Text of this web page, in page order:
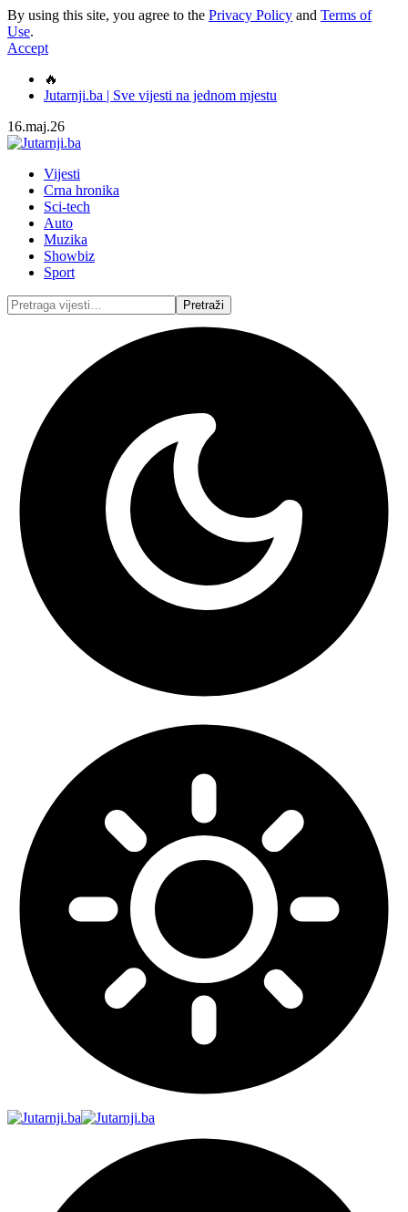
By using this site, you agree to the Privacy Policy and Terms of
Use.
Accept
🔥
Jutarnji.ba | Sve vijesti na jednom mjestu
16.maj.26
Vijesti
Crna hronika
Sci-tech
Auto
Muzika
Showbiz
Sport